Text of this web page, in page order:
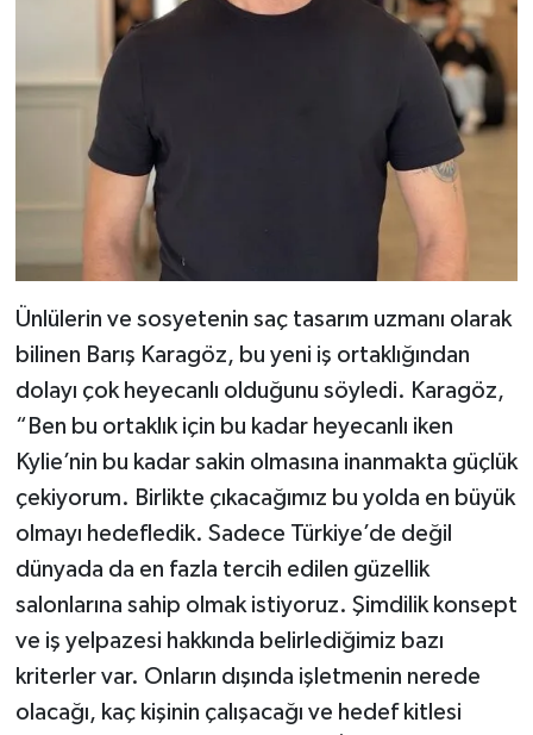
Ünlülerin ve sosyetenin saç tasarım uzmanı olarak
bilinen Barış Karagöz, bu yeni iş ortaklığından
dolayı çok heyecanlı olduğunu söyledi. Karagöz,
“Ben bu ortaklık için bu kadar heyecanlı iken
Kylie’nin bu kadar sakin olmasına inanmakta güçlük
çekiyorum. Birlikte çıkacağımız bu yolda en büyük
olmayı hedefledik. Sadece Türkiye’de değil
dünyada da en fazla tercih edilen güzellik
salonlarına sahip olmak istiyoruz. Şimdilik konsept
ve iş yelpazesi hakkında belirlediğimiz bazı
kriterler var. Onların dışında işletmenin nerede
olacağı, kaç kişinin çalışacağı ve hedef kitlesi